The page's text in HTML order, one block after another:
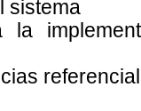
sistema
la